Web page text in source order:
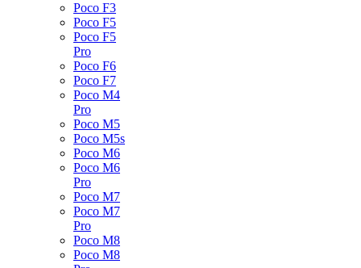
Poco F3
Poco F5
Poco F5
Pro
Poco F6
Poco F7
Poco M4
Pro
Poco M5
Poco M5s
Poco M6
Poco M6
Pro
Poco M7
Poco M7
Pro
Poco M8
Poco M8